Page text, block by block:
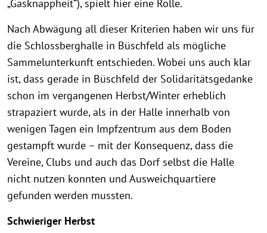
„Gasknappheit“), spielt hier eine Rolle.
Nach Abwägung all dieser Kriterien haben wir uns für
die Schlossberghalle in Büschfeld als mögliche
Sammelunterkunft entschieden. Wobei uns auch klar
ist, dass gerade in Büschfeld der Solidaritätsgedanke
schon im vergangenen Herbst/Winter erheblich
strapaziert wurde, als in der Halle innerhalb von
wenigen Tagen ein Impfzentrum aus dem Boden
gestampft wurde – mit der Konsequenz, dass die
Vereine, Clubs und auch das Dorf selbst die Halle
nicht nutzen konnten und Ausweichquartiere
gefunden werden mussten.
Schwieriger Herbst